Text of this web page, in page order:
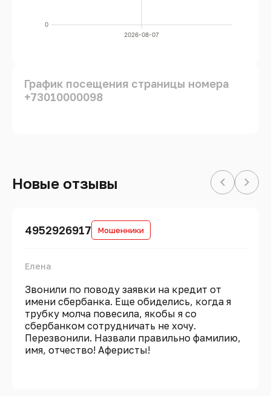
0
2026-08-07
График посещения страницы номера
+73010000098
Новые отзывы
4952926917 Мошенники
Елена
Звонили по поводу заявки на кредит от
имени сбербанка. Еще обиделись, когда я
трубку молча повесила, якобы я со
сбербанком сотрудничать не хочу.
Перезвонили. Назвали правильно фамилию,
имя, отчество! Аферисты!